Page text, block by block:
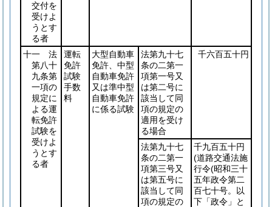
交付を
受けよ
うとす
る者
十一 法
第八十
九条第
一項の
規定に
よる運
転免許
試験を
受けよ
うとす
る者
運転
免許
試験
手数
料
大型自動車
免許、中型
自動車免許
又は準中型
自動車免許
に係る試験
法第九十七
条の二第一
項第一号又
は第二号に
該当して同
項の規定の
適用を受け
る場合
千六百五十円
法第九十七
条の二第一
項第三号又
は第五号に
該当して同
項の規定の
千九百五十円
(道路交通法施
行令(昭和三十
五年政令第二
百七十号。以
下「政令」と